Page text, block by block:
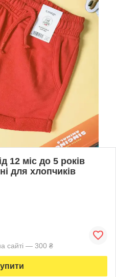
12 міс до 5 років
для хлопчиків
сайті — 300 ₴